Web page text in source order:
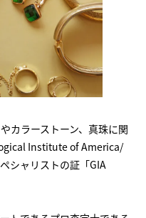
カラーストーン、真珠に関
Institute of America/
シャリストの証「GIA